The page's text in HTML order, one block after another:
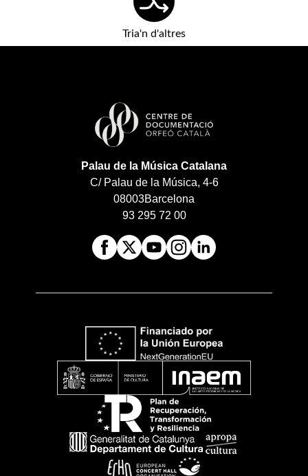
Tria'n d'altres
Palau de la Música Catalana
C/ Palau de la Música, 4-6
08003Barcelona
93 295 72 00